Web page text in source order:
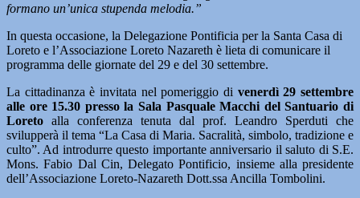
formano un’unica stupenda melodia.”
In questa occasione, la Delegazione Pontificia per la Santa Casa di
Loreto e l’Associazione Loreto Nazareth è lieta di comunicare il
programma delle giornate del 29 e del 30 settembre.
La cittadinanza è invitata nel pomeriggio di venerdì 29 settembre
alle ore 15.30 presso la Sala Pasquale Macchi del Santuario di
Loreto alla conferenza tenuta dal prof. Leandro Sperduti che
svilupperà il tema “La Casa di Maria. Sacralità, simbolo, tradizione e
culto”. Ad introdurre questo importante anniversario il saluto di S.E.
Mons. Fabio Dal Cin, Delegato Pontificio, insieme alla presidente
dell’Associazione Loreto-Nazareth Dott.ssa Ancilla Tombolini.